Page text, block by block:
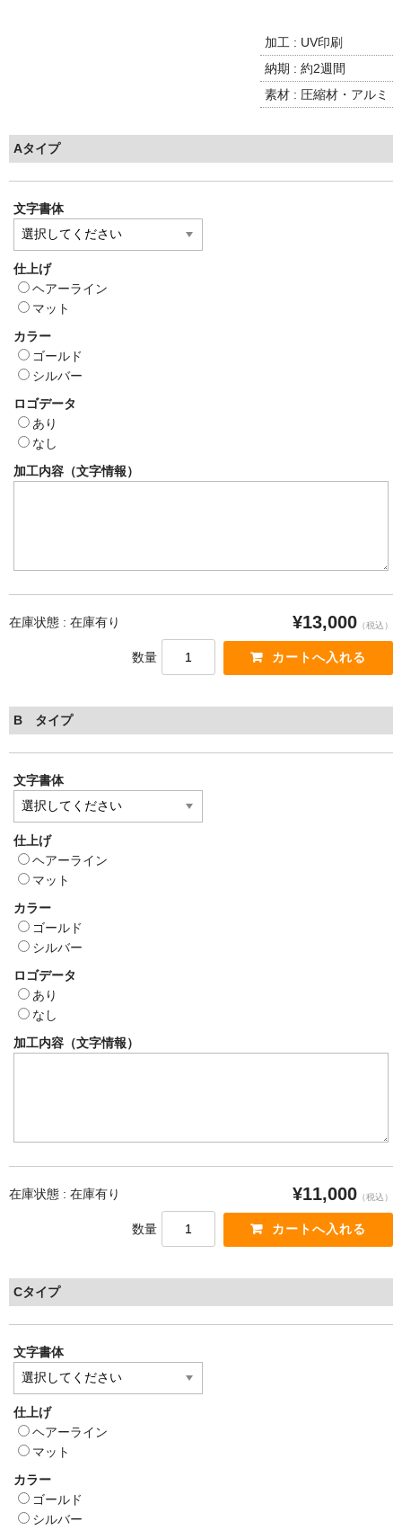
加工 : UV印刷
納期 : 約2週間
素材 : 圧縮材・アルミ
Aタイプ
文字書体
仕上げ
ヘアーライン
マット
カラー
ゴールド
シルバー
ロゴデータ
あり
なし
加工内容（文字情報）
在庫状態 : 在庫有り ¥13,000 （税込）
数量
B タイプ
文字書体
仕上げ
ヘアーライン
マット
カラー
ゴールド
シルバー
ロゴデータ
あり
なし
加工内容（文字情報）
在庫状態 : 在庫有り ¥11,000 （税込）
数量
Cタイプ
文字書体
仕上げ
ヘアーライン
マット
カラー
ゴールド
シルバー